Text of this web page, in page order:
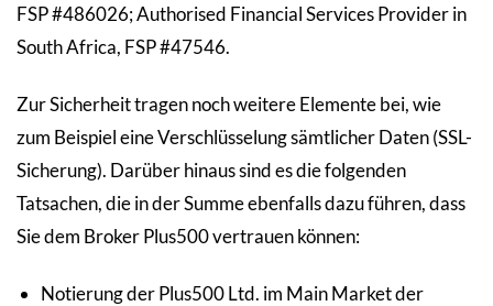
FSP #486026; Authorised Financial Services Provider in
South Africa, FSP #47546.
Zur Sicherheit tragen noch weitere Elemente bei, wie
zum Beispiel eine Verschlüsselung sämtlicher Daten (SSL-
Sicherung). Darüber hinaus sind es die folgenden
Tatsachen, die in der Summe ebenfalls dazu führen, dass
Sie dem Broker Plus500 vertrauen können:
Notierung der Plus500 Ltd. im Main Market der